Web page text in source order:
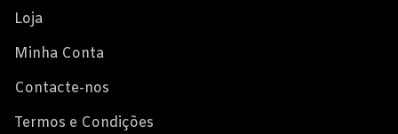
Loja
Minha Conta
Contacte-nos
Termos e Condições